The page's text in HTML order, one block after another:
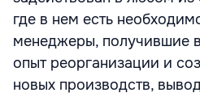
где в нем есть
менеджеры, получившие
опыт реорганизации и
новых производств,